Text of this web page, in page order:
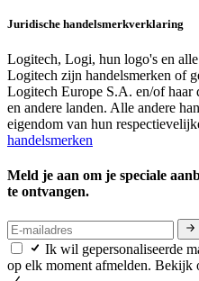
Juridische handelsmerkverklaring
Logitech, Logi, hun logo's en
Logitech zijn handelsmerken of
Logitech Europe S.A. en/of haar
en andere landen. Alle andere
eigendom van hun
handelsmerken
Meld je aan om je speciale
te ontvangen.
Ik wil gepersonaliseerde
op elk moment afmelden. Bekijk